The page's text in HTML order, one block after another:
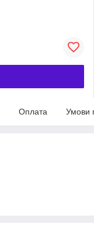
Оплата Умови